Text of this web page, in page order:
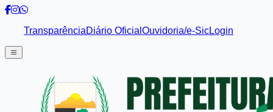
TransparênciaDiário Oficial Ouvidoria/e-SicLogin